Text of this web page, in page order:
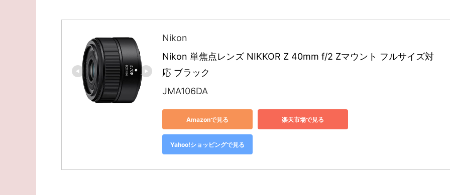
Nikon
Nikon 単焦点レンズ NIKKOR Z 40mm f/2 Zマウント フルサイズ対
応 ブラック
JMA106DA
Amazonで見る 楽天市場で見る
Yahoo!ショッピングで見る